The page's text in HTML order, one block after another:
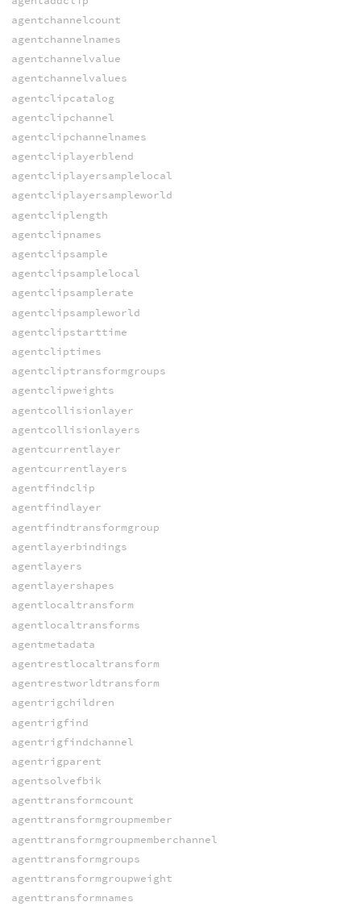
agentchannelcount
agentchannelnames
agentchannelvalue
agentchannelvalues
agentclipcatalog
agentclipchannel
agentclipchannelnames
agentcliplayerblend
agentcliplayersamplelocal
agentcliplayersampleworld
agentcliplength
agentclipnames
agentclipsample
agentclipsamplelocal
agentclipsamplerate
agentclipsampleworld
agentclipstarttime
agentcliptimes
agentcliptransformgroups
agentclipweights
agentcollisionlayer
agentcollisionlayers
agentcurrentlayer
agentcurrentlayers
agentfindclip
agentfindlayer
agentfindtransformgroup
agentlayerbindings
agentlayers
agentlayershapes
agentlocaltransform
agentlocaltransforms
agentmetadata
agentrestlocaltransform
agentrestworldtransform
agentrigchildren
agentrigfind
agentrigfindchannel
agentrigparent
agentsolvefbik
agenttransformcount
agenttransformgroupmember
agenttransformgroupmemberchannel
agenttransformgroups
agenttransformgroupweight
agenttransformnames